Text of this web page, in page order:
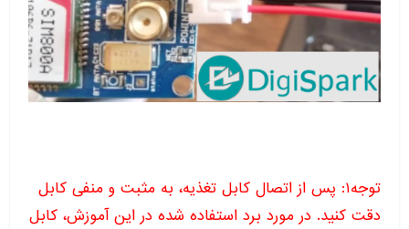
توجه۱: پس از اتصال کابل تغذیه، به مثبت و منفی کابل
دقت کنید. در مورد برد استفاده شده در این آموزش، کابل